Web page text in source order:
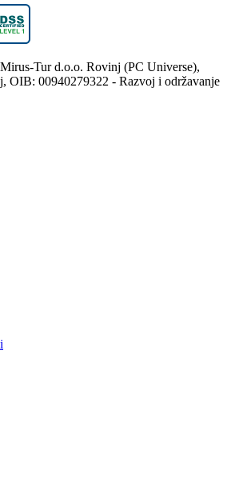
Tur d.o.o. Rovinj (PC Universe),
OIB: 00940279322 - Razvoj i održavanje